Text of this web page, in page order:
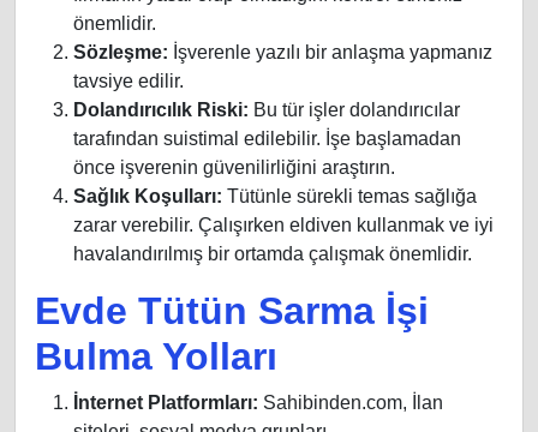
önemlidir.
Sözleşme: İşverenle yazılı bir anlaşma yapmanız
tavsiye edilir.
Dolandırıcılık Riski: Bu tür işler dolandırıcılar
tarafından suistimal edilebilir. İşe başlamadan
önce işverenin güvenilirliğini araştırın.
Sağlık Koşulları: Tütünle sürekli temas sağlığa
zarar verebilir. Çalışırken eldiven kullanmak ve iyi
havalandırılmış bir ortamda çalışmak önemlidir.
Evde Tütün Sarma İşi
Bulma Yolları
İnternet Platformları: Sahibinden.com, İlan